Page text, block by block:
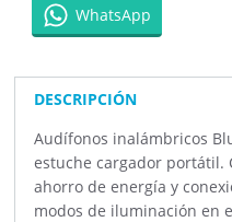
WhatsApp
DESCRIPCIÓN
Audífonos inalámbricos
estuche cargador portátil.
ahorro de energía y
modos de iluminación en